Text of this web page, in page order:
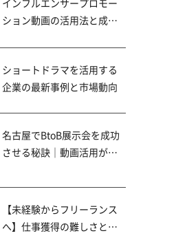
インフルエンサープロモー
ション動画の活用法と成功
ショートドラマを活用する
企業の最新事例と市場動向
名古屋でBtoB展示会を成功
させる秘訣｜動画活用が商
【未経験からフリーランス
へ】仕事獲得の難しさと成